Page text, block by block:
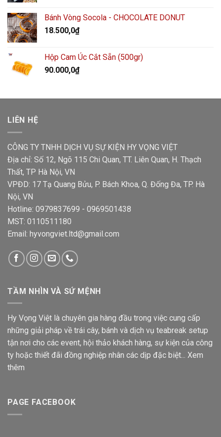
Bánh Vòng Socola - CHOCOLATE DONUT
18.500,0₫
Hộp Cam Úc Cắt Sẵn (500gr)
90.000,0₫
LIÊN HỆ
CÔNG TY TNHH DỊCH VỤ SỰ KIỆN HY VỌNG VIỆT
Địa chỉ: Số 12, Ngõ 115 Chi Quan, TT. Liên Quan, H. Thạch
Thất, TP Hà Nội, VN
VPĐD: 17 Tạ Quang Bửu, P. Bách Khoa, Q. Đống Đa, TP. Hà
Nội, VN
Hotline: 0979837699 - 0969501438
MST: 0110511180
Email: hyvongviet.ltd@gmail.com
TẦM NHÌN VÀ SỨ MỆNH
Hy Vọng Việt là chuyên gia hàng đầu trong việc cung cấp
những giải pháp về trái cây, bánh và dịch vụ teabreak setup
tận nơi cho các event, hội thảo khách hàng, sự kiện của công
ty hoặc thiết đãi đồng nghiệp nhân các dịp đặc biệt... Xem
thêm
PAGE FACEBOOK